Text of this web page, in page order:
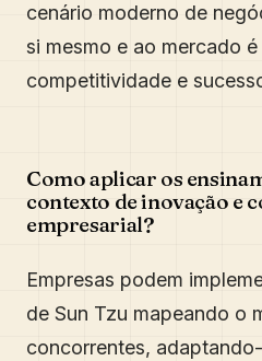
cenário moderno de
si mesmo e ao mercado
competitividade e
Como aplicar os
contexto de inovação e
empresarial?
Empresas podem
de Sun Tzu mapeando o
concorrentes,